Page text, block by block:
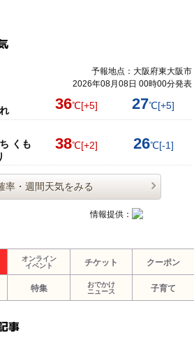
予報地点：大阪府東大阪市
2026年08月08日 00時00分発表
36℃[+5] 27℃[+5]
くも
38℃[+2] 26℃[-1]
率・週間天気をみる
情報提供：
オンライン
イベント
チケット クーポン
特集
おでかけ
ニュース
子育て
事